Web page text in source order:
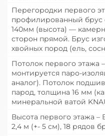
Перегородки первого
профилированный
140мм (высота) —
сторон прямой. Брус
хвойных пород (ель,
Потолок первого этажа
монтируется паро-
аналог). Потолок
парод, толщина 16 мм
минеральной ватой
Высота первого этажа –
2,4 м (+- 5 см), 18 рядов